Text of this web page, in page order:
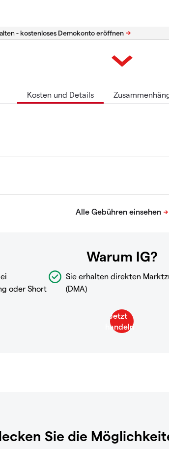
-
Kosten und Details
Warum IG?
oder Short
Sie erhalten direkten
(DMA)
Sie die